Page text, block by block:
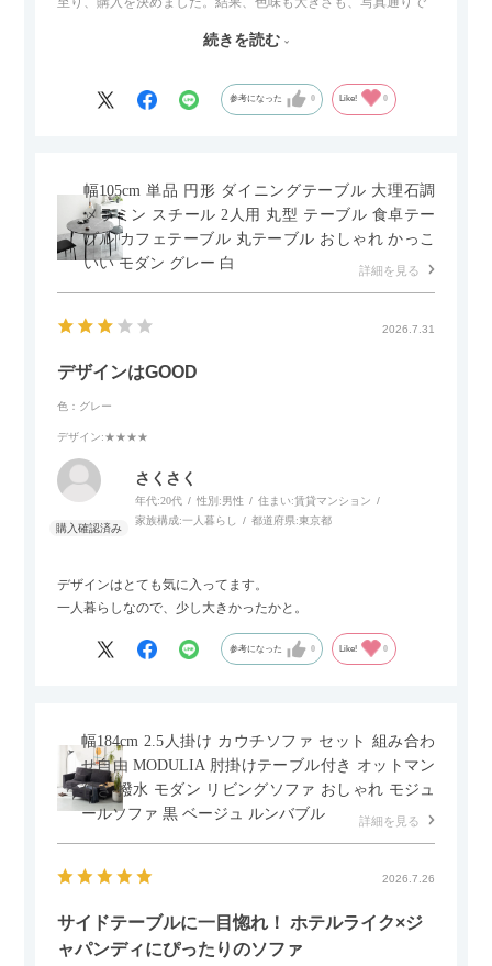
セラミック天板が思った以上に滑りが良く、汚れも拭きやすい
はいけないかもしれません。天板が冷たいので冬にどうなるの
かなというのも気になります。
続きを読む
参考になった 0 Like! 0
幅105cm 単品 円形 ダイニングテーブル 大理石調
メラミン スチール 2人用 丸型 テーブル 食卓テー
ブル カフェテーブル 丸テーブル おしゃれ かっこ
いい モダン グレー 白
詳細を見る
2026.7.31
デザインはGOOD
色：グレー
デザイン:★★★★
さくさく
年代:20代 性別:男性 住まい:賃貸マンション
家族構成:一人暮らし 都道府県:東京都
デザインはとても気に入ってます。
一人暮らしなので、少し大きかったかと。
参考になった 0 Like! 0
幅184cm 2.5人掛け カウチソファ セット 組み合わ
せ自由 MODULIA 肘掛けテーブル付き オットマン
付き 撥水 モダン リビングソファ おしゃれ モジュ
ールソファ 黒 ベージュ ルンバブル
詳細を見る
2026.7.26
サイドテーブルに一目惚れ！ ホテルライク×ジ
ャパンディにぴったりのソファ